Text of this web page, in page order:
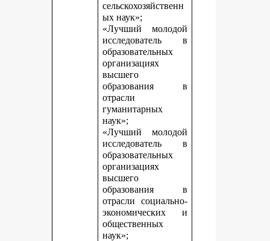
сельскохозяйственн
ых наук»;
«Лучший молодой
исследователь в
образовательных
организациях
высшего
образования в
отрасли
гуманитарных
наук»;
«Лучший молодой
исследователь в
образовательных
организациях
высшего
образования в
отрасли социально-
экономических и
общественных
наук»;